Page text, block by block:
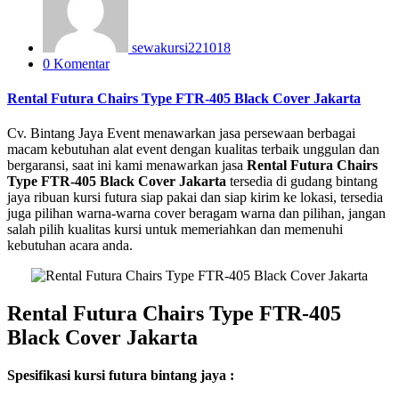
sewakursi221018
0 Komentar
Rental Futura Chairs Type FTR-405 Black Cover Jakarta
Cv. Bintang Jaya Event menawarkan jasa persewaan berbagai
macam kebutuhan alat event dengan kualitas terbaik unggulan dan
bergaransi, saat ini kami menawarkan jasa Rental Futura Chairs
Type FTR-405 Black Cover Jakarta tersedia di gudang bintang
jaya ribuan kursi futura siap pakai dan siap kirim ke lokasi, tersedia
juga pilihan warna-warna cover beragam warna dan pilihan, jangan
salah pilih kualitas kursi untuk memeriahkan dan memenuhi
kebutuhan acara anda.
Rental Futura Chairs Type FTR-405
Black Cover Jakarta
Spesifikasi kursi futura bintang jaya :